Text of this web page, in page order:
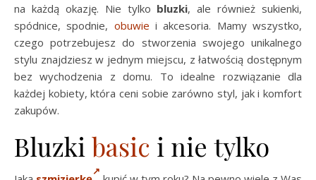
na każdą okazję. Nie tylko bluzki, ale również sukienki,
spódnice, spodnie, obuwie i akcesoria. Mamy wszystko,
czego potrzebujesz do stworzenia swojego unikalnego
stylu znajdziesz w jednym miejscu, z łatwością dostępnym
bez wychodzenia z domu. To idealne rozwiązanie dla
każdej kobiety, która ceni sobie zarówno styl, jak i komfort
zakupów.
Bluzki basic i nie tylko